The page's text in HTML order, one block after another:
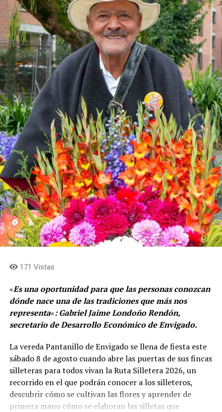
Me gusta esto:
La entrega oficial de las membresías se realizó en un
acto protocolario en la casa natal de la Madre Laura, en
Jericó, donde se hizo entrega del Catálogo de Rutas
Religiosas de los municipios antioqueños miembros,
junto con el certificado que los acredita como parte de
la Red Mundial de Turismo Religioso. Además de
Medellín y Jericó, recibieron esta certificación Santa Fe
de Antioquia, San Pedro de los Milagros, Santa Rosa de
Osos, Angostura, El Peñol, El Santuario, Marinilla,
oferta, el Catálogo de Rutas Religiosas de Medellín ya
está disponible en la guía oficial de la ciudad, a través
del portal medellin.travel, donde se pueden consultar
los recorridos y experiencias vinculados al patrimonio
Comparte el artículo:
171 Vistas
«Es una oportunidad para que las personas conozcan
dónde nace una de las tradiciones que más nos
representa«: Gabriel Jaime Londoño Rendón,
secretario de Desarrollo Económico de Envigado.
La vereda Pantanillo de Envigado se llena de fiesta este
sábado 8 de agosto cuando abre las puertas de sus fincas
silleteras para todos vivan la Ruta Silletera 2026, un
recorrido en el que podrán conocer a los silleteros,
descubrir cómo se cultivan las flores y aprender de
primera mano cómo se elaboran las silletas que